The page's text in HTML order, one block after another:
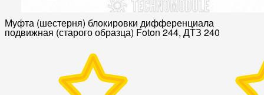
Муфта (шестерня) блокировки дифференциала
подвижная (старого образца) Foton 244, ДТЗ 240